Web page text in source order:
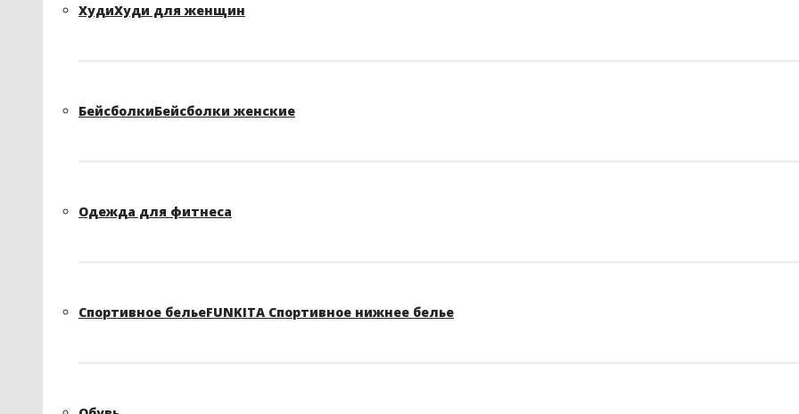
ХудиХуди для женщин
БейсболкиБейсболки женские
Одежда для фитнеса
Спортивное бельеFUNKITA Спортивное нижнее белье